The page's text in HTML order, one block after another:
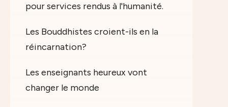
pour services rendus à l'humanité.
Les Bouddhistes croient-ils en la
réincarnation?
Les enseignants heureux vont
changer le monde